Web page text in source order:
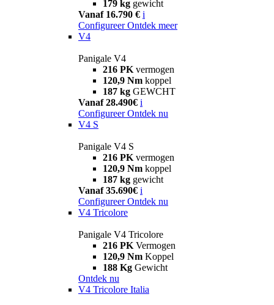
179 kg gewicht
Vanaf 16.790 € i
Configureer Ontdek meer
V4
Panigale V4
216 PK vermogen
120,9 Nm koppel
187 kg GEWCHT
Vanaf 28.490€ i
Configureer Ontdek nu
V4 S
Panigale V4 S
216 PK vermogen
120,9 Nm koppel
187 kg gewicht
Vanaf 35.690€ i
Configureer Ontdek nu
V4 Tricolore
Panigale V4 Tricolore
216 PK Vermogen
120,9 Nm Koppel
188 Kg Gewicht
Ontdek nu
V4 Tricolore Italia